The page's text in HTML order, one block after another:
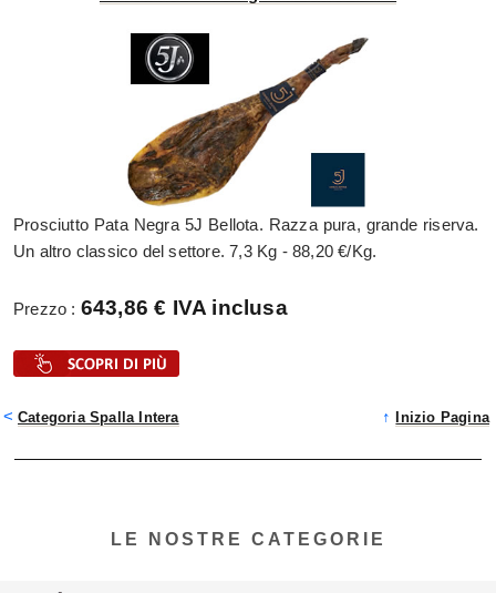
Prosciutto Pata Negra 5J Bellota. Razza pura, grande riserva.
Un altro classico del settore. 7,3 Kg - 88,20 €/Kg.
Prezzo : 643,86 € IVA inclusa
< Categoria Spalla Intera ↑ Inizio Pagina
LE NOSTRE CATEGORIE